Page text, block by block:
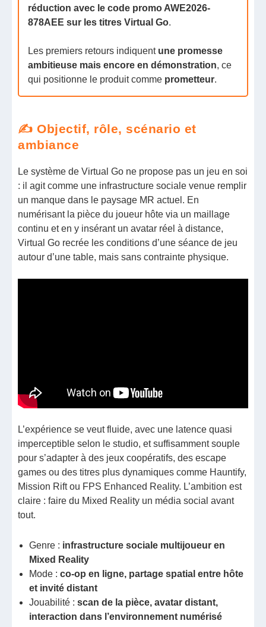
réduction avec le code promo AWE2026-
878AEE sur les titres Virtual Go.
Les premiers retours indiquent une promesse
ambitieuse mais encore en démonstration, ce
qui positionne le produit comme prometteur.
✍️ Objectif, rôle, scénario et
ambiance
Le système de Virtual Go ne propose pas un jeu en soi
: il agit comme une infrastructure sociale venue remplir
un manque dans le paysage MR actuel. En
numérisant la pièce du joueur hôte via un maillage
continu et en y insérant un avatar réel à distance,
Virtual Go recrée les conditions d’une séance de jeu
autour d’une table, mais sans contrainte physique.
L’expérience se veut fluide, avec une latence quasi
imperceptible selon le studio, et suffisamment souple
pour s’adapter à des jeux coopératifs, des escape
games ou des titres plus dynamiques comme Hauntify,
Mission Rift ou FPS Enhanced Reality. L’ambition est
claire : faire du Mixed Reality un média social avant
tout.
Genre : infrastructure sociale multijoueur en
Mixed Reality
Mode :co-op en ligne, partage spatial entre hôte
et invité distant
Jouabilité :scan de la pièce, avatar distant,
interaction dans l’environnement numérisé